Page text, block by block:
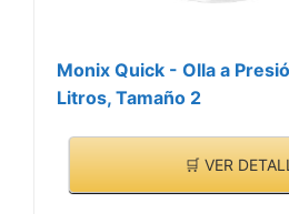
Monix Quick - Olla a
Litros, Tamaño 2
🛒 VER